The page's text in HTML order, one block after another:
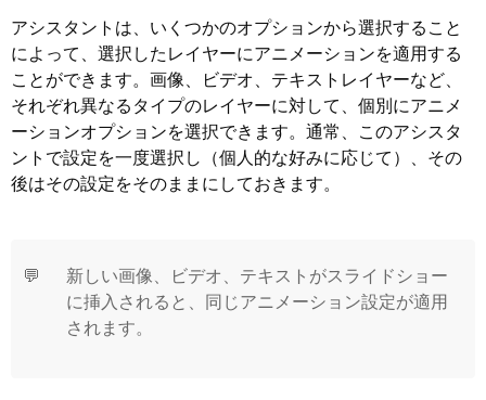
アシスタントは、いくつかのオプションから選択すること
によって、選択したレイヤーにアニメーションを適用する
ことができます。画像、ビデオ、テキストレイヤーなど、
それぞれ異なるタイプのレイヤーに対して、個別にアニメ
ーションオプションを選択できます。通常、このアシスタ
ントで設定を一度選択し（個人的な好みに応じて）、その
後はその設定をそのままにしておきます。
💬
新しい画像、ビデオ、テキストがスライドショー
に挿入されると、同じアニメーション設定が適用
されます。